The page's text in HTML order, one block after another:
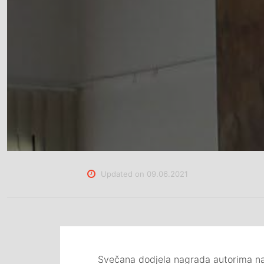
Updated on 09.06.2021
Svečana dodjela nagrada autorima